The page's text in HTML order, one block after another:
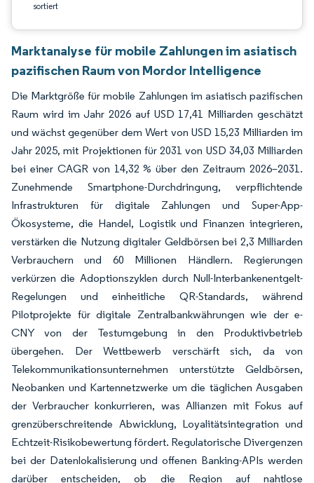
sortiert
Marktanalyse für mobile Zahlungen im asiatisch
pazifischen Raum von Mordor Intelligence
Die Marktgröße für mobile Zahlungen im asiatisch pazifischen
Raum wird im Jahr 2026 auf USD 17,41 Milliarden geschätzt
und wächst gegenüber dem Wert von USD 15,23 Milliarden im
Jahr 2025, mit Projektionen für 2031 von USD 34,03 Milliarden
bei einer CAGR von 14,32 % über den Zeitraum 2026–2031.
Zunehmende Smartphone-Durchdringung, verpflichtende
Infrastrukturen für digitale Zahlungen und Super-App-
Ökosysteme, die Handel, Logistik und Finanzen integrieren,
verstärken die Nutzung digitaler Geldbörsen bei 2,3 Milliarden
Verbrauchern und 60 Millionen Händlern. Regierungen
verkürzen die Adoptionszyklen durch Null-Interbankenentgelt-
Regelungen und einheitliche QR-Standards, während
Pilotprojekte für digitale Zentralbankwährungen wie der e-
CNY von der Testumgebung in den Produktivbetrieb
übergehen. Der Wettbewerb verschärft sich, da von
Telekommunikationsunternehmen unterstützte Geldbörsen,
Neobanken und Kartennetzwerke um die täglichen Ausgaben
der Verbraucher konkurrieren, was Allianzen mit Fokus auf
grenzüberschreitende Abwicklung, Loyalitätsintegration und
Echtzeit-Risikobewertung fördert. Regulatorische Divergenzen
bei der Datenlokalisierung und offenen Banking-APIs werden
darüber entscheiden, ob die Region auf nahtlose